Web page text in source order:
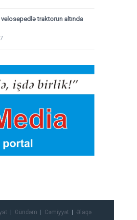
traktorun altında
Gündəm Cəmiyyət Əlaqə